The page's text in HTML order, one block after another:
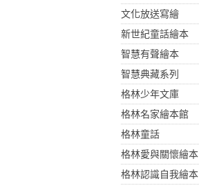
文化放送寫繪
新世紀童話繪本
智慧有聲繪本
智慧典藏系列
格林少年文庫
格林名家繪本館
格林童話
格林愛與關懷繪本
格林認識自我繪本